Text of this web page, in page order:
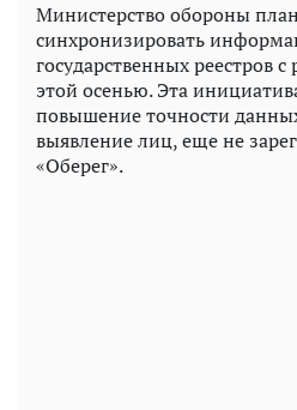
Министерство обороны
синхронизировать
государственных реестров
этой осенью. Эта
повышение точности
выявление лиц, еще не
«Оберег».